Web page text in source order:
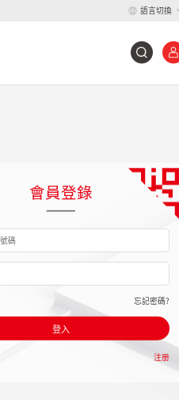
語言切換
會員登錄
忘記密碼?
登入
注册